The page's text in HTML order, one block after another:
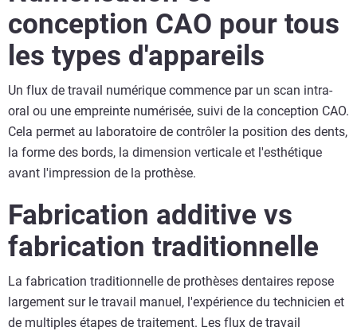
conception CAO pour tous
les types d'appareils
Un flux de travail numérique commence par un scan intra-
oral ou une empreinte numérisée, suivi de la conception CAO.
Cela permet au laboratoire de contrôler la position des dents,
la forme des bords, la dimension verticale et l'esthétique
avant l'impression de la prothèse.
Fabrication additive vs
fabrication traditionnelle
La fabrication traditionnelle de prothèses dentaires repose
largement sur le travail manuel, l'expérience du technicien et
de multiples étapes de traitement. Les flux de travail